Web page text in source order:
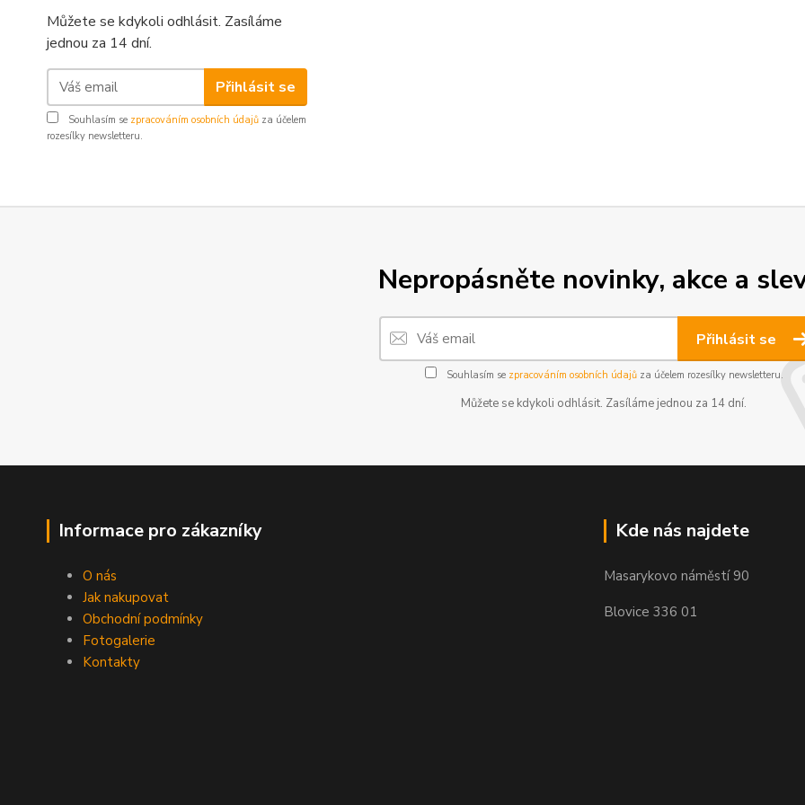
Můžete se kdykoli odhlásit. Zasíláme
jednou za 14 dní.
Přihlásit se
Souhlasím se zpracováním osobních údajů za účelem
rozesílky newsletteru.
Nepropásněte novinky, akce a
Přihlásit se
Souhlasím se zpracováním osobních údajůza účelem rozesílky newsletteru.
Můžete se kdykoli odhlásit. Zasíláme jednou za 14 dní.
Informace pro zákazníky
O nás
Jak nakupovat
Obchodní podmínky
Fotogalerie
Kontakty
Kde nás najdete
Masarykovo náměstí 90
Blovice 336 01